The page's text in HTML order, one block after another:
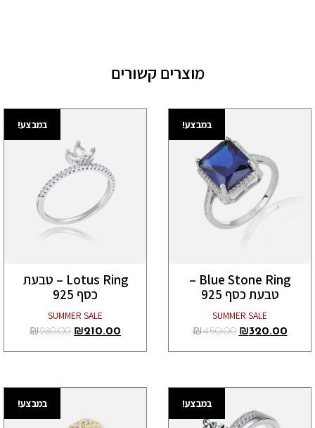
מוצרים קשורים
במבצע!
Blue Stone Ring –
טבעת כסף 925
SUMMER SALE
₪320.00
₪450.00
במבצע!
Lotus Ring – טבעת
כסף 925
SUMMER SALE
₪210.00
₪280.00
במבצע! במבצע!